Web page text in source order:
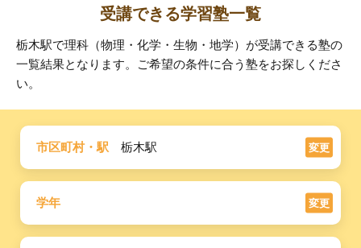
受講できる学習塾一覧
栃木駅で理科（物理・化学・生物・地学）が受講できる塾の
一覧結果となります。ご希望の条件に合う塾をお探しくださ
い。
市区町村・駅 栃木駅 変更
学年 変更